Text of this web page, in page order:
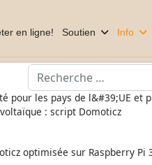
en ligne! Soutien Info
Valider
pour les pays de l&#39;UE et
: script Domoticz
optimisée sur Raspberry Pi